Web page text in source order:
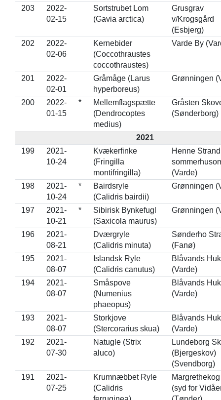
203
2022-
02-15
Sortstrubet Lom
(Gavia arctica)
Grusgrav
v/Krogsgård
(Esbjerg)
202
2022-
02-06
Kernebider
(Coccothraustes
coccothraustes)
Varde By
201
2022-
02-01
Gråmåge (Larus
hyperboreus)
Grønningen
200
2022-
01-15
*
Mellemflagspætte
(Dendrocoptes
medius)
Gråsten
(Sønderborg)
2021
199
2021-
10-24
Kvækerfinke
(Fringilla
montifringilla)
Henne Strand
(Varde)
198
2021-
10-24
*
Bairdsryle
(Calidris bairdii)
Grønningen
197
2021-
10-21
*
Sibirisk Bynkefugl
(Saxicola maurus)
Grønningen
196
2021-
08-21
Dværgryle
(Calidris minuta)
Sønderho
(Fanø)
195
2021-
08-07
Islandsk Ryle
(Calidris canutus)
Blåvands Huk
(Varde)
194
2021-
08-07
Småspove
(Numenius
phaeopus)
Blåvands Huk
(Varde)
193
2021-
08-07
Storkjove
(Stercorarius skua)
Blåvands Huk
(Varde)
192
2021-
07-30
Natugle (Strix
aluco)
Lundeborg
(Bjergeskov)
(Svendborg)
191
2021-
07-25
Krumnæbbet Ryle
(Calidris
(syd for